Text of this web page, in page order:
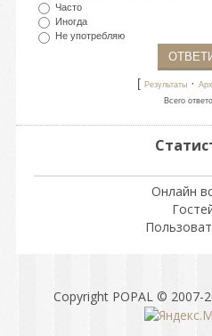
Часто
Иногда
Не употребляю
[ Результаты·
Всего
Онлайн
Copyright POPAL © 2007-